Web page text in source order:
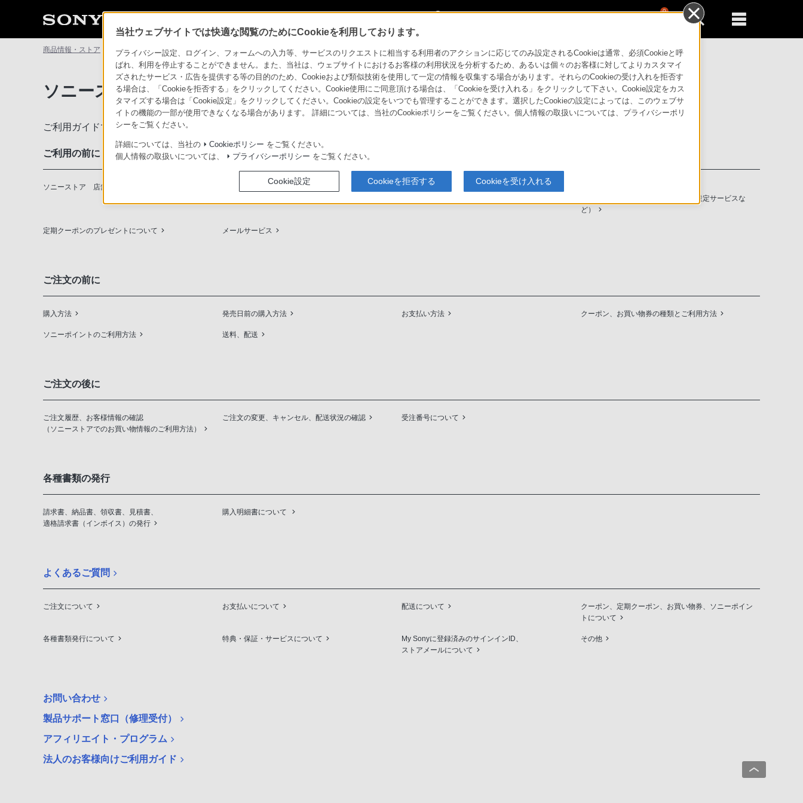
0
商品情報・ストア ソニーストアについて ソニーストアのご利用ガイド
ソニーストアのご利用ガイド
ご利用ガイドでは、ソニーストアのご利用方法・サービスに関しまとめてご案内しております。
ご利用の前に
ソニーストア 店舗のご案内 ソニーショップ（ソニーストア取次店）のご案内 My Sonyでの購入について
（長期保証、下取サービス、設置・設定サービスな
ど）
定期クーポンのプレゼントについて メールサービス
ご注文の前に
購入方法 発売日前の購入方法 お支払い方法 クーポン、お買い物券の種類とご利用方法
ソニーポイントのご利用方法 送料、配送
ご注文の後に
ご注文履歴、お客様情報の確認
（ソニーストアでのお買い物情報のご利用方法）
ご注文の変更、キャンセル、配送状況の確認 受注番号について
各種書類の発行
請求書、納品書、領収書、見積書、
適格請求書（インボイス）の発行
購入明細書について
よくあるご質問
ご注文について お支払いについて 配送について
クーポン、定期クーポン、お買い物券、ソニーポイン
トについて
各種書類発行について 特典・保証・サービスについて
My Sonyに登録済みのサインインID、
ストアメールについて
その他
お問い合わせ
製品サポート窓口（修理受付）
アフィリエイト・プログラム
法人のお客様向けご利用ガイド
当社ウェブサイトでは快適な閲覧のためにCookieを利用しております。
プライバシー設定、ログイン、フォームへの入力等、サービスのリクエストに相当する利用者のアクションに応じてのみ設定されるCookieは通常、必須Cookieと呼
ばれ、利用を停止することができません。また、当社は、ウェブサイトにおけるお客様の利用状況を分析するため、あるいは個々のお客様に対してよりカスタマイ
ズされたサービス・広告を提供する等の目的のため、Cookieおよび類似技術を使用して一定の情報を収集する場合があります。それらのCookieの受け入れを拒否す
る場合は、「Cookieを拒否する」をクリックしてください。Cookie使用にご同意頂ける場合は、「Cookieを受け入れる」をクリックして下さい。Cookie設定をカス
タマイズする場合は「Cookie設定」をクリックしてください。Cookieの設定をいつでも管理することができます。選択したCookieの設定によっては、このウェブサ
イトの機能の一部が使用できなくなる場合があります。 詳細については、当社のCookieポリシーをご覧ください。個人情報の取扱いについては、プライバシーポリ
シーをご覧ください。
詳細については、当社の Cookieポリシー をご覧ください。
個人情報の取扱いについては、
プライバシーポリシー をご覧ください。
Cookie設定 Cookieを拒否する Cookieを受け入れる